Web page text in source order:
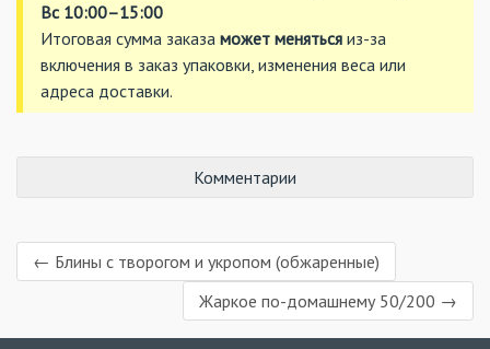
Вс 10:00–15:00
Итоговая сумма заказа может меняться из-за
включения в заказ упаковки, изменения веса или
адреса доставки.
Комментарии
← Блины с творогом и укропом (обжаренные)
Жаркое по-домашнему 50/200 →